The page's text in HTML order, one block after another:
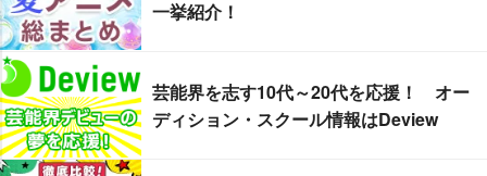
一挙紹介！
芸能界を志す10代～20代を応援！ オー
ディション・スクール情報はDeview